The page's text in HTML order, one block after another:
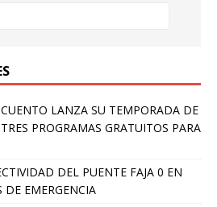
LANZA SU TEMPORADA DE
PROGRAMAS GRATUITOS PARA
DEL PUENTE FAJA 0 EN
DE EMERGENCIA